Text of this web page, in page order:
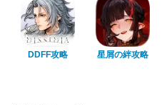
DDFF攻略 星屑の絆攻略